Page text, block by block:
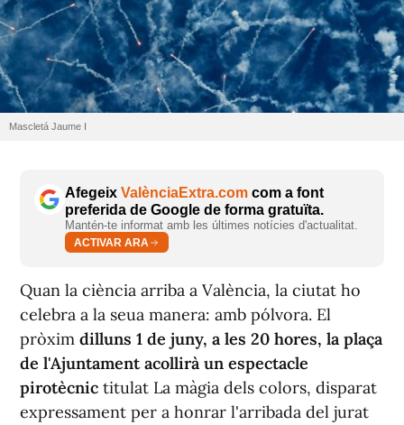
Mascletá Jaume I
Afegeix ValènciaExtra.com com a font
preferida de Google de forma gratuïta.
Mantén-te informat amb les últimes notícies d'actualitat.
ACTIVAR ARA
Quan la ciència arriba a València, la ciutat ho
celebra a la seua manera: amb pólvora. El
pròxim dilluns 1 de juny, a les 20 hores, la plaça
de l'Ajuntament acollirà un espectacle
pirotècnic titulat La màgia dels colors, disparat
expressament per a honrar l'arribada del jurat